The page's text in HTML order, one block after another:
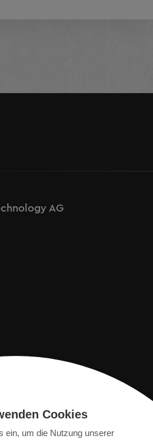
AG
Cookies
ein, um die Nutzung unserer